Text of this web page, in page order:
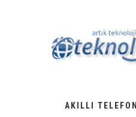
AKILLI TELEFON